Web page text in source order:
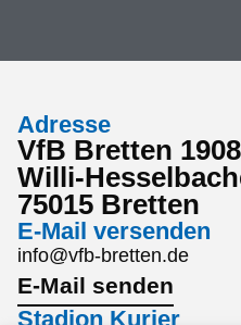
Adresse
VfB Bretten
Willi-
75015 Bretten
E-Mail versenden
info@vfb-bretten.de
E-Mail senden
Stadion Kurier